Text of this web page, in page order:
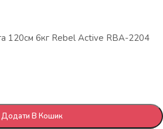
120см 6кг Rebel Active RBA-2204
Додати В Кошик